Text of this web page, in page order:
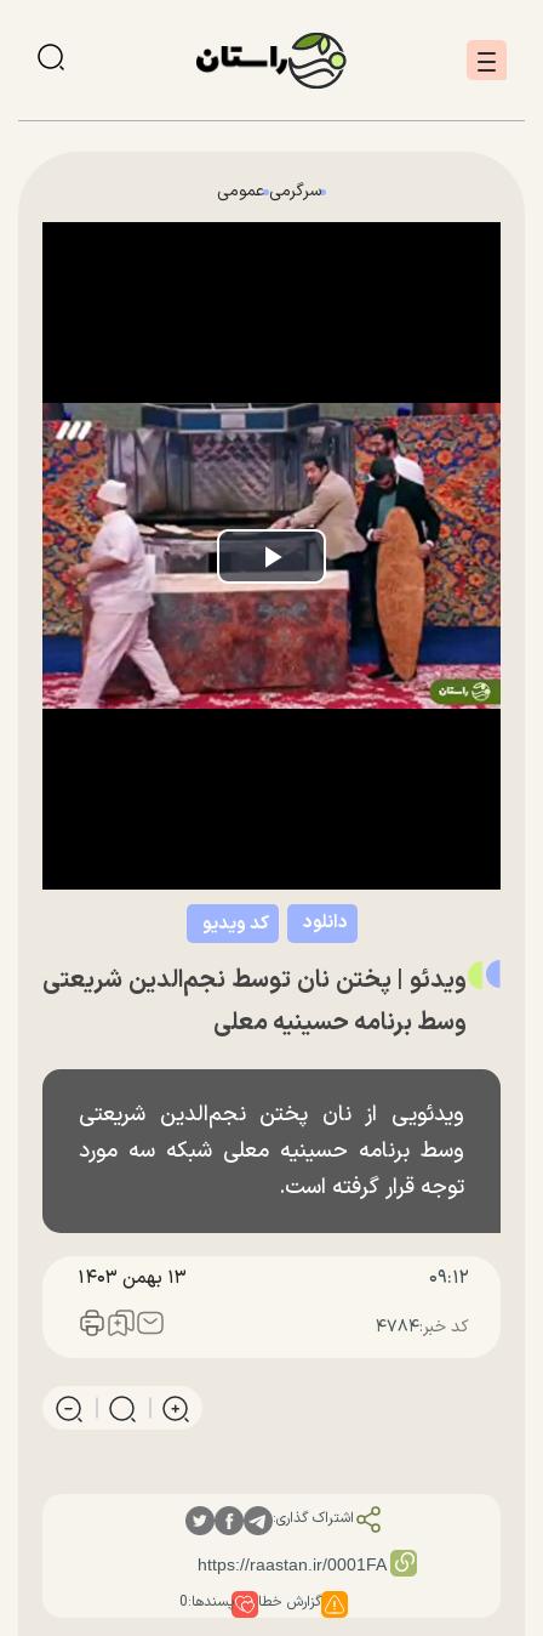
سرگرمی عمومی
Play
Video
کد ویدیو دانلود
ویدئو | پختن نان توسط نجم‌الدین شریعتی
وسط برنامه حسینیه معلی
ویدئویی از نان پختن نجم‌الدین شریعتی
وسط برنامه حسینیه معلی شبکه سه مورد
توجه قرار گرفته است.
۰۹:۱۲ ۱۳ بهمن ۱۴۰۳
کد خبر:۴۷۸۴
اشتراک گذاری:
گزارش خطا پسندها:0